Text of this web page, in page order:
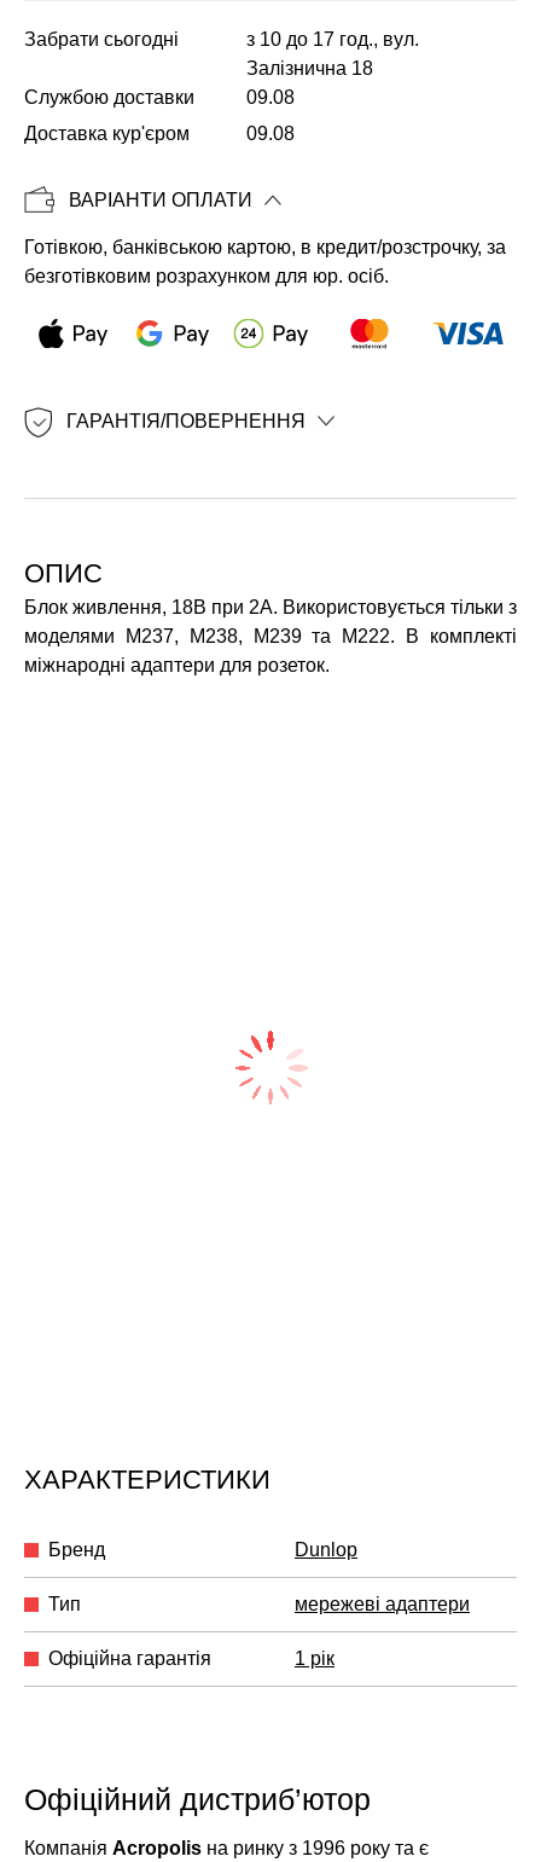
Копіювати
Забрати сьогодні
з 10 до 17 год., вул.
Залізнична 18
Службою доставки
09.08
Доставка кур'єром
09.08
ВАРІАНТИ ОПЛАТИ
Готівкою, банківською картою, в кредит/розстрочку, за
безготівковим розрахунком для юр. осіб.
ГАРАНТІЯ/ПОВЕРНЕННЯ
ОПИС
Блок живлення, 18В при 2А. Використовується тільки з
моделями M237, M238, M239 та M222. В комплекті
міжнародні адаптери для розеток.
ХАРАКТЕРИСТИКИ
Бренд Dunlop
Тип мережеві адаптери
Офіційна гарантія 1 рік
Офіційний дистриб’ютор
Компанія Acropolis на ринку з 1996 року та є